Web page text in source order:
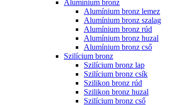
Alumínium bronz
Alumínium bronz lemez
Alumínium bronz szalag
Alumínium bronz rúd
Alumínium bronz huzal
Alumínium bronz cső
Szilícium bronz
Szilícium bronz lap
Szilícium bronz csík
Szilikon bronz rúd
Szilikon bronz huzal
Szilícium bronz cső